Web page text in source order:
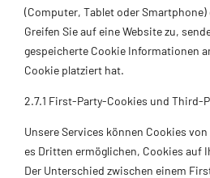
(Computer, Tablet oder
Greifen Sie auf eine Website zu,
gespeicherte Cookie Informationen
Cookie platziert hat.
2.7.1 First-Party-Cookies und Third-
Unsere Services können Cookies
es Dritten ermöglichen, Cookies auf
Der Unterschied zwischen einem